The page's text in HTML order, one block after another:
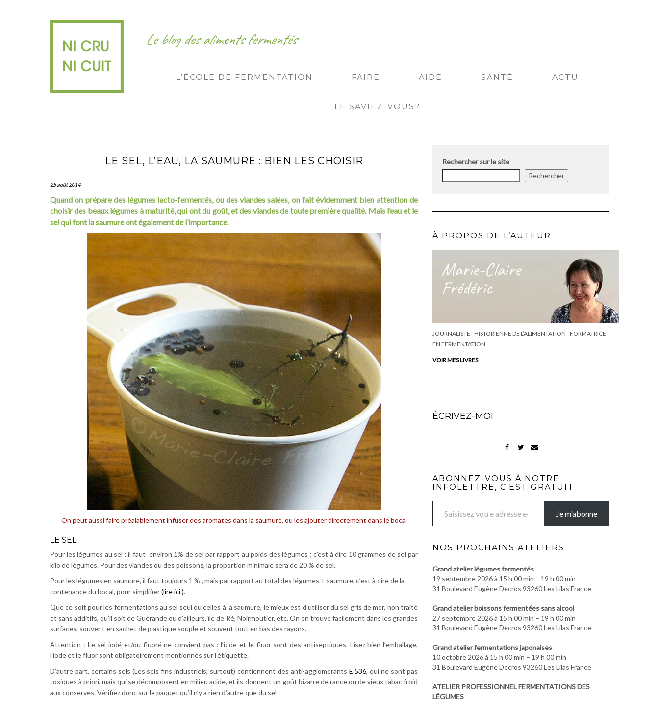
Le blog des aliments fermentés
L’ÉCOLE DE FERMENTATION FAIRE AIDE SANTÉ ACTU
LE SAVIEZ-VOUS?
LE SEL, L’EAU, LA SAUMURE : BIEN LES CHOISIR
25 août 2014
Quand on prépare des légumes lacto-fermentés, ou des viandes salées, on fait évidemment bien attention de
choisir des beaux légumes à maturité, qui ont du goût, et des viandes de toute première qualité. Mais l’eau et le
sel qui font la saumure ont également de l’importance.
On peut aussi faire préalablement infuser des aromates dans la saumure, ou les ajouter directement dans le bocal
LE SEL :
Pour les légumes au sel : il faut environ 1% de sel par rapport au poids des légumes ; c’est à dire 10 grammes de sel par
kilo de légumes. Pour des viandes ou des poissons, la proportion minimale sera de 20 % de sel.
Pour les légumes en saumure, il faut toujours 1 % , mais par rapport au total des légumes + saumure, c’est à dire de la
contenance du bocal, pour simplifier(lire ici ).
Que ce soit pour les fermentations au sel seul ou celles à la saumure, le mieux est d’utiliser du sel gris de mer, non traité
et sans additifs, qu’il soit de Guérande ou d’ailleurs, île de Ré, Noirmoutier, etc. On en trouve facilement dans les grandes
surfaces, souvent en sachet de plastique souple et souvent tout en bas des rayons.
Attention : Le sel iodé et/ou fluoré ne convient pas : l’iode et le fluor sont des antiseptiques. Lisez bien l’emballage,
l’iode et le fluor sont obligatoirement mentionnés sur l’étiquette.
D’autre part, certains sels (Les sels fins industriels, surtout) contiennent des anti-agglomérants E 536, qui ne sont pas
toxiques à priori, mais qui se décomposent en milieu acide, et ils donnent un goût bizarre de rance ou de vieux tabac froid
aux conserves. Vérifiez donc sur le paquet qu’il n’y a rien d’autre que du sel !
Rechercher sur le site
Rechercher
À PROPOS DE L’AUTEUR
JOURNALISTE - HISTORIENNE DE L’ALIMENTATION - FORMATRICE
EN FERMENTATION.
VOIR MES LIVRES
ÉCRIVEZ-MOI
ABONNEZ-VOUS À NOTRE
INFOLETTRE, C'EST GRATUIT :
Saisissez votre adresse e-mail…
Je m'abonne
NOS PROCHAINS ATELIERS
Grand atelier légumes fermentés
19 septembre 2026 à 15 h 00 min – 19 h 00 min
31 Boulevard Eugène Decros 93260 Les Lilas France
Grand atelier boissons fermentées sans alcool
27 septembre 2026 à 15 h 00 min – 19 h 00 min
31 Boulevard Eugène Decros 93260 Les Lilas France
Grand atelier fermentations japonaises
10 octobre 2026 à 15 h 00 min – 19 h 00 min
31 Boulevard Eugène Decros 93260 Les Lilas France
ATELIER PROFESSIONNEL FERMENTATIONS DES
LÉGUMES